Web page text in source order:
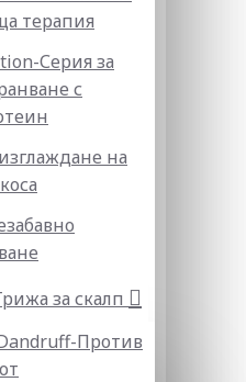
терапия
Серия за
с
на
за скалп
Против